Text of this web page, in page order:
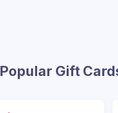
Popular Gift